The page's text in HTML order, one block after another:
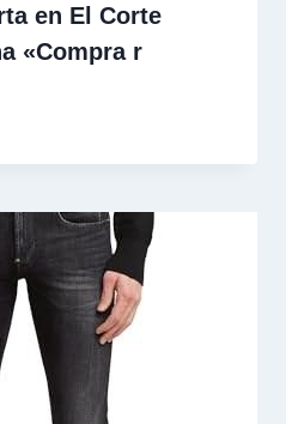
en El Corte
«Compra r